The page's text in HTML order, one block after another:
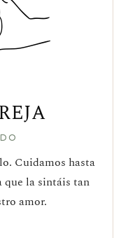
Cuidamos hasta
que la sintáis tan
amor.